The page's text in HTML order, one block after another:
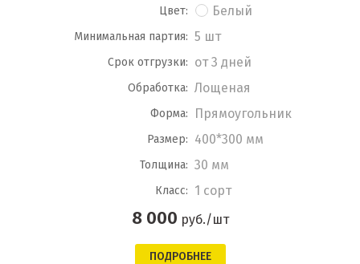
Цвет: Белый
Минимальная партия: 5 шт
Срок отгрузки: от 3 дней
Обработка: Лощеная
Форма: Прямоугольник
Размер: 400*300 мм
Толщина: 30 мм
Класс: 1 сорт
8 000 руб./шт
ПОДРОБНЕЕ